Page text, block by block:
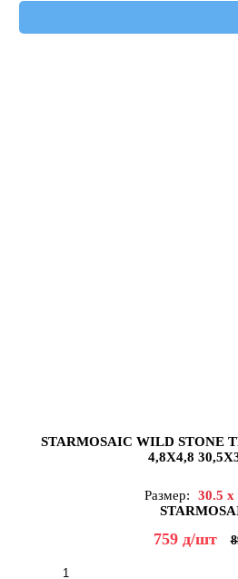
STARMOSAIC WILD STONE
4,8X4,8
Размер:
30.5 x
759 д/шт